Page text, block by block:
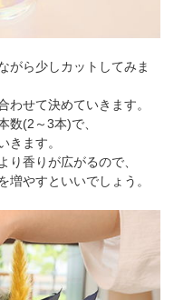
がら少しカットしてみま
わせて決めていきます。
数(2～3本)で、
きます。
り香りが広がるので、
増やすといいでしょう。